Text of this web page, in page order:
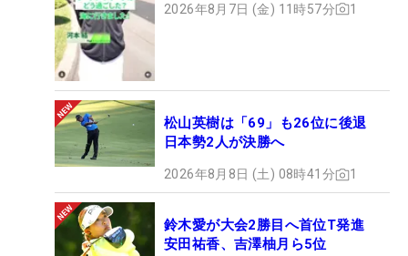
2026年8月7日 (金) 11時57分 1
松山英樹は「69」も26位に後退
日本勢2人が決勝へ
2026年8月8日 (土) 08時41分 1
鈴木愛が大会2勝目へ首位T発進
安田祐香、吉澤柚月ら5位